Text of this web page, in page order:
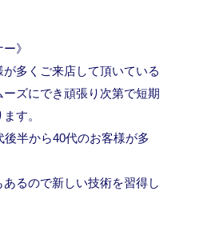
》
が多くご来店して頂いている
ズにでき頑張り次第で短期
す。
後半から40代のお客様が多
あるので新しい技術を習得し